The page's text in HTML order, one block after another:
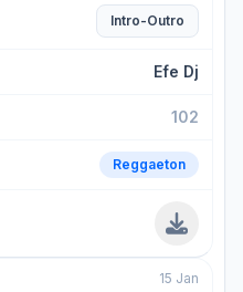
Intro-Outro
Efe Dj
102
Reggaeton
15 Jan